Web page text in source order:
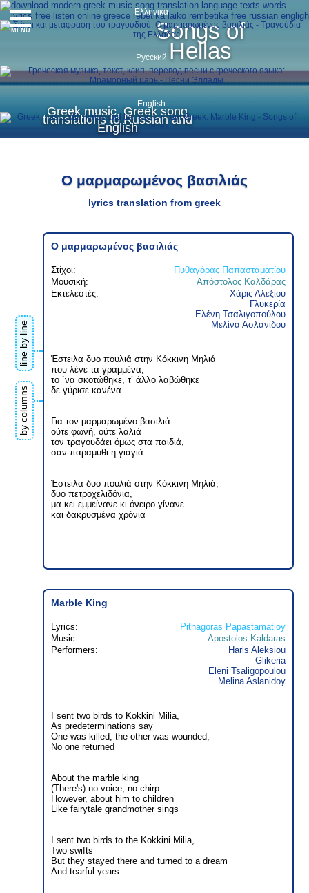
Songs of
Hellas
Greek music, Greek song
translations to Russian and
English
Ελληνικά
Русский
English
MENU
Ο μαρμαρωμένος βασιλιάς
lyrics translation from greek
line by line
by columns
Ο μαρμαρωμένος βασιλιάς
Στίχοι:
Πυθαγόρας Παπασταματίου
Μουσική:
Απόστολος Καλδάρας
Εκτελεστές:
Χάρις Αλεξίου
Γλυκερία
Ελένη Τσαλιγοπούλου
Μελίνα Ασλανίδου
Έστειλα δυο πουλιά στην Κόκκινη Μηλιά
που λένε τα γραμμένα,
τo `να σκοτώθηκε, τ’ άλλο λαβώθηκε
δε γύρισε κανένα
Για τον μαρμαρωμένο βασιλιά
ούτε φωνή, ούτε λαλιά
τον τραγουδάει όμως στα παιδιά,
σαν παραμύθι η γιαγιά
Έστειλα δυο πουλιά στην Κόκκινη Μηλιά,
δυο πετροχελιδόνια,
μα κει εμμείνανε κι όνειρο γίνανε
και δακρυσμένα χρόνια
Marble King
Lyrics:
Pithagoras Papastamatioy
Music:
Apostolos Kaldaras
Performers:
Haris Aleksiou
Glikeria
Eleni Tsaligopoulou
Melina Aslanidoy
I sent two birds to Kokkini Milia,
As predeterminations say
One was killed, the other was wounded,
No one returned
About the marble king
(There's) no voice, no chirp
However, about him to children
Like fairytale grandmother sings
I sent two birds to the Kokkini Milia,
Two swifts
But they stayed there and turned to a dream
And tearful years